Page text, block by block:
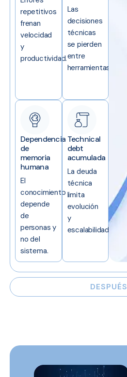
DESPUÉS
repetitivos
frenan
velocidad
y
productividad.
Las
decisiones
técnicas
se pierden
entre
herramientas.
Dependencia
de
memoria
humana
El
conocimiento
depende
de
personas y
no del
sistema.
Technical
debt
acumulada
La deuda
técnica
limita
evolución
y
escalabilidad.